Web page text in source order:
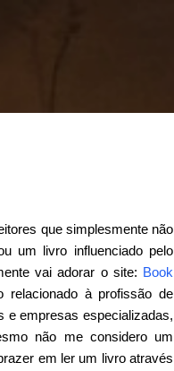
que simplesmente não
um livro influenciado pelo
vai adorar o site: Book
relacionado à profissão de
e empresas especializadas,
não me considero um
em ler um livro através